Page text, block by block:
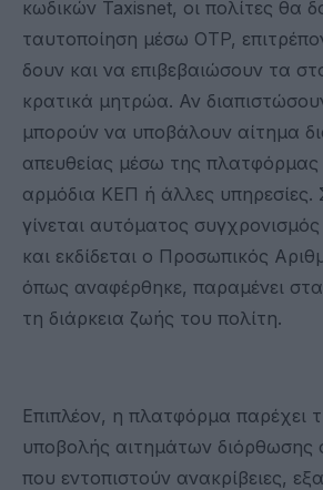
κωδικών Taxisnet, οι πολίτες θα
ταυτοποίηση μέσω OTP,
δουν και να επιβεβαιώσουν τα
κρατικά μητρώα. Αν
μπορούν να υποβάλουν αίτημα
απευθείας μέσω της πλατφόρμας
αρμόδια ΚΕΠ ή άλλες υπηρεσίες.
γίνεται αυτόματος
και εκδίδεται ο Προσωπικός
όπως αναφέρθηκε, παραμένει
τη διάρκεια ζωής του πολίτη.
Επιπλέον, η πλατφόρμα παρέχει
υποβολής αιτημάτων διόρθωσης
που εντοπιστούν ανακρίβειες,